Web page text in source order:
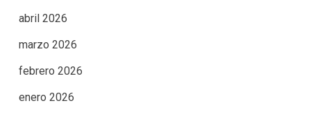
abril 2026
marzo 2026
febrero 2026
enero 2026